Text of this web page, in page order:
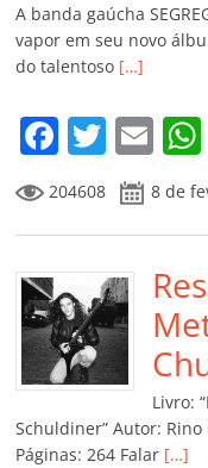
A banda gaúcha
vapor em seu novo
do talentoso […]
F
a
c
e
b
o
o
k
T
w
itt
er
E
m
ai
l
204608 8 de
Livro:
Schuldiner” Autor: Rino
Páginas: 264 Falar […]